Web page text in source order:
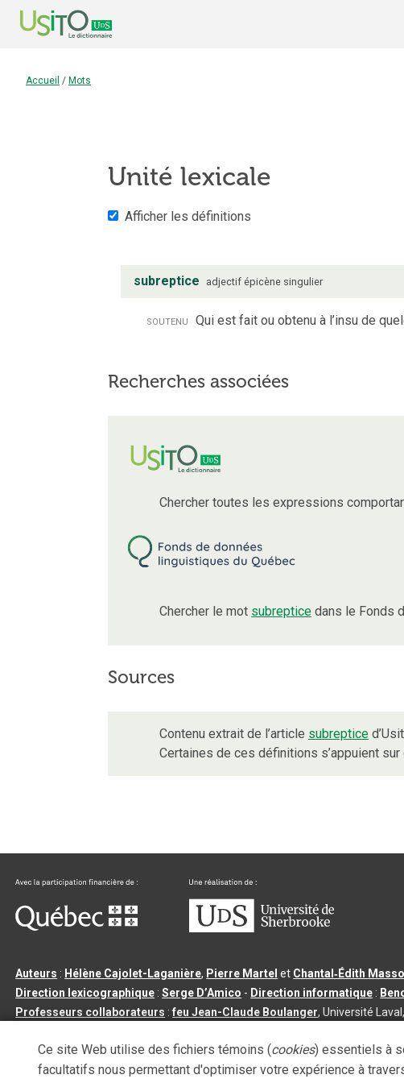
Accueil / Mots
Unité lexicale
Afficher les définitions
subreptice adjectif épicène singulier
soutenu Qui est fait ou obtenu à l’insu de
Recherches associées
Chercher toutes les expressions
Chercher le mot subreptice dans le Fonds
Sources
Contenu extrait de l’article subreptice
Certaines de ces définitions s’appuient
Auteurs : Hélène Cajolet-Laganière, Pierre Martel et Chantal‑Édith
Direction lexicographique :Serge D’Amico - Direction informatique :
Professeurs collaborateurs :feu Jean-Claude Boulanger, Université
Tous droits réservés©Université de Sherbrooke |3.2.2- Dernière mise à
Ce site Web utilise des fichiers témoins (cookies) essentiels à
facultatifs nous permettant d'optimiser votre expérience à